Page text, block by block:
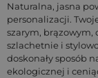
Naturalna, jasna
personalizacji.
szarym, brązowym,
szlachetnie i
doskonały sposób
ekologicznej i